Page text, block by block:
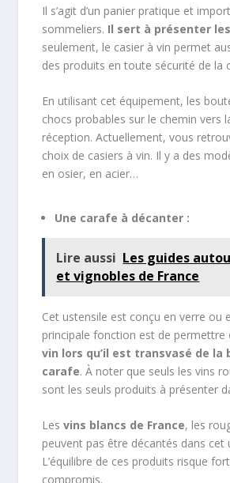
Il s’agit d’un panier pratique et
sommeliers. Il sert à présenter
seulement, le casier à vin permet
des produits en toute sécurité de la
En utilisant cet équipement, les
chocs probables sur le chemin vers
réception. Actuellement, vous
choix de casiers à vin. Il y a des
en osier, en acier…
Une carafe à décanter :
Lire aussi Les guides
et vignobles de France
Cet ustensile est conçu en verre ou
principale fonction est de permettre
vin lors qu’il est transvasé de la
carafe. À noter que seuls les vins
sont les seuls produits à présenter
Lesvins blancs de France, les
peuvent pas être décantés dans cet
L’équilibre de ces produits risque fort
compromis.